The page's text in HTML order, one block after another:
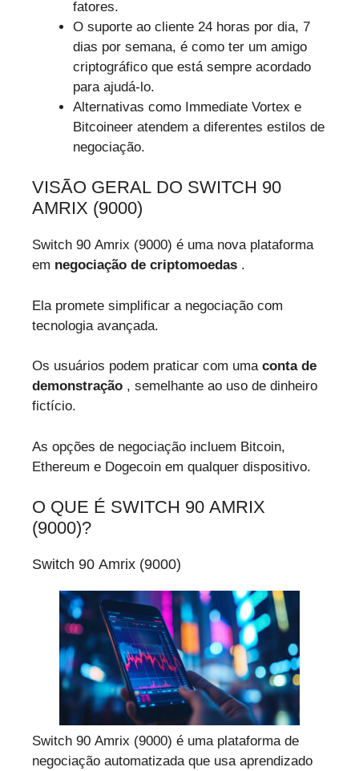
fatores.
O suporte ao cliente 24 horas por dia, 7
dias por semana, é como ter um amigo
criptográfico que está sempre acordado
para ajudá-lo.
Alternativas como Immediate Vortex e
Bitcoineer atendem a diferentes estilos de
negociação.
VISÃO GERAL DO SWITCH 90
AMRIX (9000)
Switch 90 Amrix (9000) é uma nova plataforma
em negociação de criptomoedas .
Ela promete simplificar a negociação com
tecnologia avançada.
Os usuários podem praticar com uma conta de
demonstração , semelhante ao uso de dinheiro
fictício.
As opções de negociação incluem Bitcoin,
Ethereum e Dogecoin em qualquer dispositivo.
O QUE É SWITCH 90 AMRIX
(9000)?
Switch 90 Amrix (9000)
Switch 90 Amrix (9000) é uma plataforma de
negociação automatizada que usa aprendizado